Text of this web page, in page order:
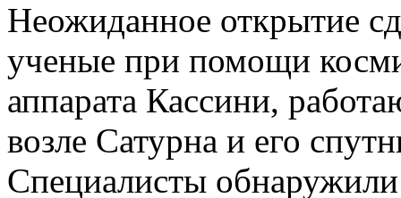
Неожиданное открытие
ученые при помощи
аппарата Кассини,
возле Сатурна и его
Специалисты обнаружили